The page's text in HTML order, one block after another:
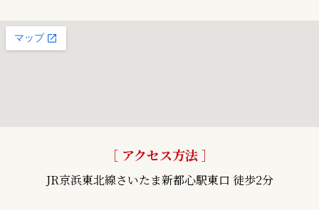
［ アクセス方法 ］
JR京浜東北線さいたま新都心駅東口 徒歩2分